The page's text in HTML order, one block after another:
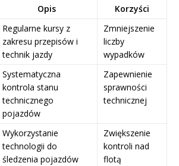
Opis
Korzyści
Regularne kursy z
zakresu przepisów i
technik jazdy
Zmniejszenie
liczby
wypadków
Systematyczna
kontrola stanu
technicznego
pojazdów
Zapewnienie
sprawności
technicznej
Wykorzystanie
technologii do
śledzenia pojazdów
Zwiększenie
kontroli nad
flotą